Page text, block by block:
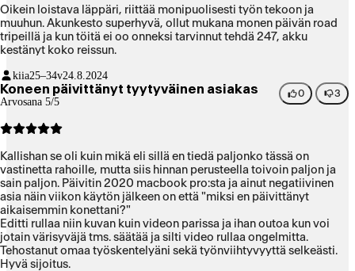
Oikein loistava läppäri, riittää monipuolisesti työn tekoon ja
muuhun. Akunkesto superhyvä, ollut mukana monen päivän road
tripeillä ja kun töitä ei oo onneksi tarvinnut tehdä 247, akku
kestänyt koko reissun.
kiia25–34v24.8.2024
Koneen päivittänyt tyytyväinen asiakas
Arvosana 5/5
0 3
Kallishan se oli kuin mikä eli sillä en tiedä paljonko tässä on
vastinetta rahoille, mutta siis hinnan perusteella toivoin paljon ja
sain paljon. Päivitin 2020 macbook pro:sta ja ainut negatiivinen
asia näin viikon käytön jälkeen on että "miksi en päivittänyt
aikaisemmin konettani?"
Editti rullaa niin kuvan kuin videon parissa ja ihan outoa kun voi
jotain värisyväjä tms. säätää ja silti video rullaa ongelmitta.
Tehostanut omaa työskentelyäni sekä työnviihtyvyyttä selkeästi.
Hyvä sijoitus.